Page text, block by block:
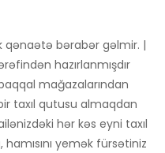
qənaətə bərabər gəlmir. |
hazırlanmışdır
mağazalarından
taxıl qutusu almaqdan
hər kəs eyni taxıl
yemək fürsətiniz